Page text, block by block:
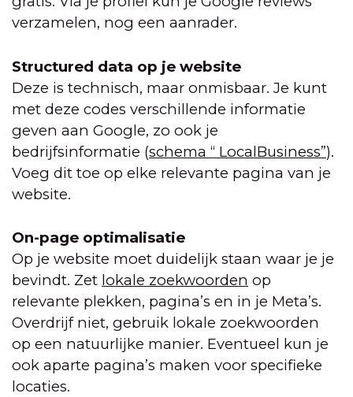
verzamelen, nog een aanrader.
Structured data op je website
Deze is technisch, maar onmisbaar. Je kunt
met deze codes verschillende informatie
geven aan Google, zo ook je
bedrijfsinformatie (schema “ LocalBusiness”).
Voeg dit toe op elke relevante pagina van je
website.
On-page optimalisatie
Op je website moet duidelijk staan waar je je
bevindt. Zet lokale zoekwoorden op
relevante plekken, pagina’s en in je Meta’s.
Overdrijf niet, gebruik lokale zoekwoorden
op een natuurlijke manier. Eventueel kun je
ook aparte pagina’s maken voor specifieke
locaties.